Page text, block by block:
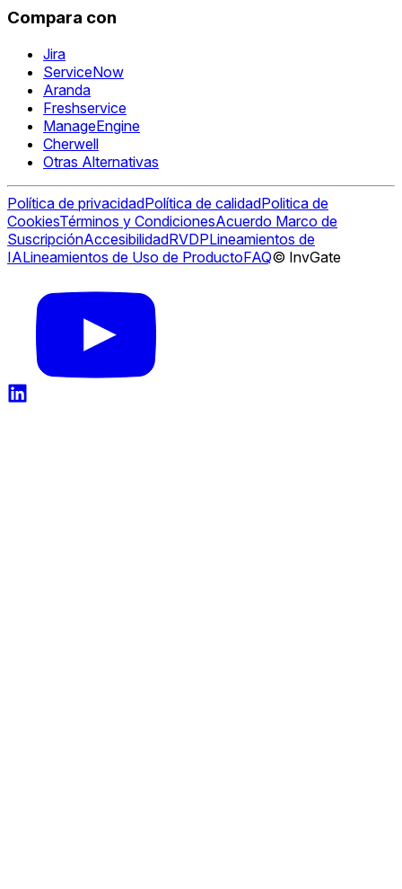
Compara con
Jira
ServiceNow
Aranda
Freshservice
ManageEngine
Cherwell
Otras Alternativas
Política de privacidadPolítica de calidadPolitica de
CookiesTérminos y CondicionesAcuerdo Marco de
SuscripciónAccesibilidadRVDPLineamientos de
IALineamientos de Uso de ProductoFAQ© InvGate